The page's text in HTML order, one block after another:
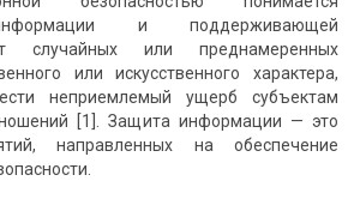
и поддерживающей
случайных или преднамеренных
или искусственного характера,
неприемлемый ущерб субъектам
[1]. Защита информации — это
направленных на обеспечение